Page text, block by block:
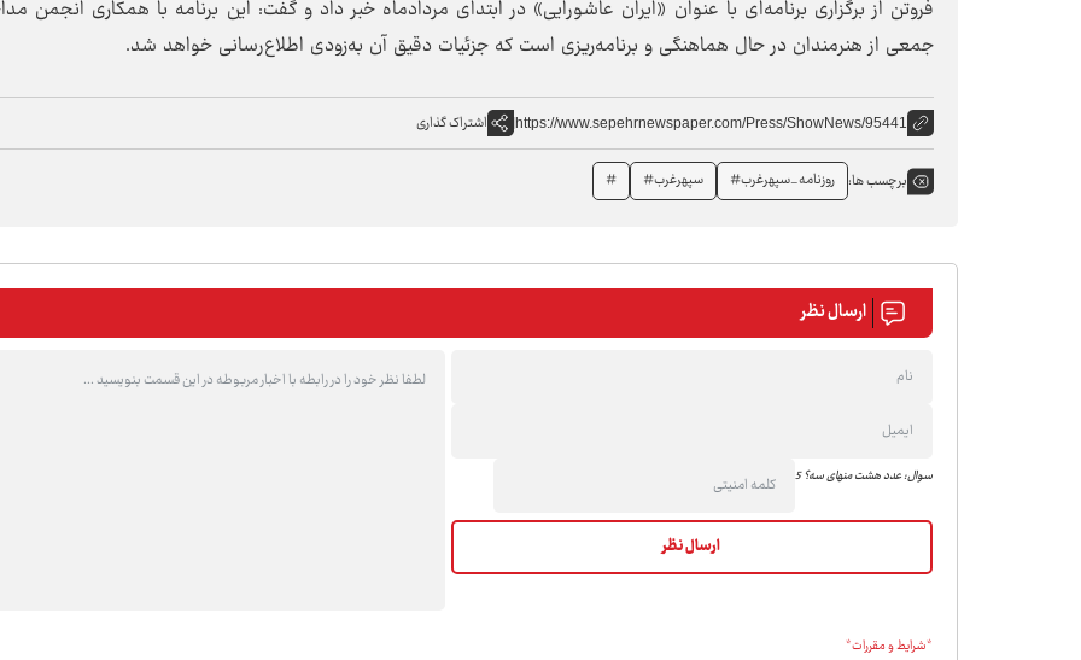
فروتن از برگزاری برنامه‌ای با عنوان «ایران عاشورایی» در ابتدای مردادماه خبر داد و گفت: این برنامه با همکاری انجمن
جمعی از هنرمندان در حال هماهنگی و برنامه‌ریزی است که جزئیات دقیق آن به‌زودی اطلاع‌رسانی خواهد شد.
https://www.sepehrnewspaper.com/Press/ShowNews/95441 اشتراک گذاری
برچسب ها: روزنامه_سپهرغرب# سپهرغرب# ‌#
ارسال نظر
سوال: عدد هشت منهای سه؟ 5
*شرایط و مقررات*